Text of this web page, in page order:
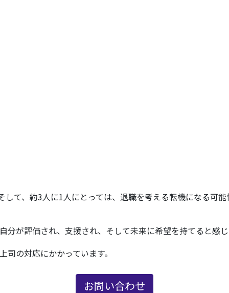
て、約3人に1人にとっては、退職を考える転機になる可
が評価され、支援され、そして未来に希望を持てると感
の対応にかかっています。​
お問い合わせ